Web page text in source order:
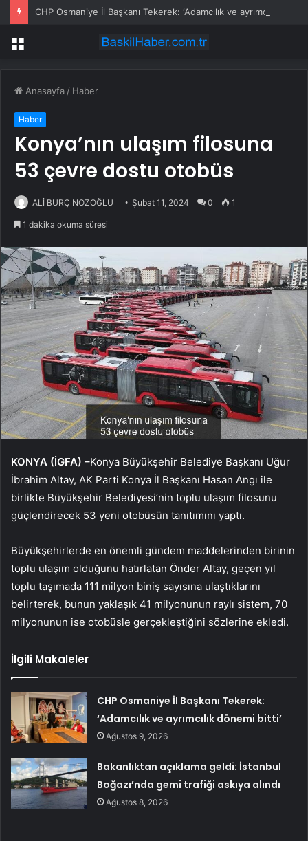
Menü
Anasayfa / Haber
Haber
Konya’nın ulaşım filosuna
53 çevre dostu otobüs
ALİ BURÇ NOZOĞLU Şubat 11, 2024 0 1
1 dakika okuma süresi
KONYA (İGFA) –Konya Büyükşehir Belediye Başkanı Uğur
İbrahim Altay, AK Parti Konya İl Başkanı Hasan Angı ile
birlikte Büyükşehir Belediyesi’nin toplu ulaşım filosunu
güçlendirecek 53 yeni otobüsün tanıtımını yaptı.
Büyükşehirlerde en önemli gündem maddelerinden birinin
toplu ulaşım olduğunu hatırlatan Önder Altay, geçen yıl
toplu taşımada 111 milyon biniş sayısına ulaştıklarını
belirterek, bunun yaklaşık 41 milyonunun raylı sistem, 70
milyonunun ise otobüsle gerçekleştiğini sözlerine ekledi.
İlgili Makaleler
CHP Osmaniye İl Başkanı Tekerek:
‘Adamcılık ve ayrımcılık dönemi bitti’
Ağustos 9, 2026
Bakanlıktan açıklama geldi: İstanbul
Boğazı’nda gemi trafiği askıya alındı
Ağustos 8, 2026